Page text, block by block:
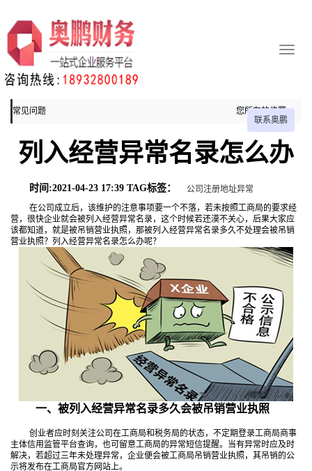
联系奥鹏
常见问题 您所在的位置：
常见问题
列入经营异常名录怎么办
时间:2021-04-23 17:39 TAG标签：
公司注册地址异常
在公司成立后，该维护的注意事项要一个不落，若未按照工商局的要求经
营，很快企业就会被列入经营异常名录，这个时候若还漠不关心，后果大家应
该都知道，就是被吊销营业执照，那被列入经营异常名录多久不处理会被吊销
营业执照？列入经营异常名录怎么办呢？
一、被列入经营异常名录多久会被吊销营业执照
创业者应时刻关注公司在工商局和税务局的状态，不定期登录工商局商事
主体信用监管平台查询，也可留意工商局的异常短信提醒。当有异常时应及时
解决，若超过三年未处理异常，企业便会被工商局吊销营业执照，其吊销的公
示将发布在工商局官方网站上。